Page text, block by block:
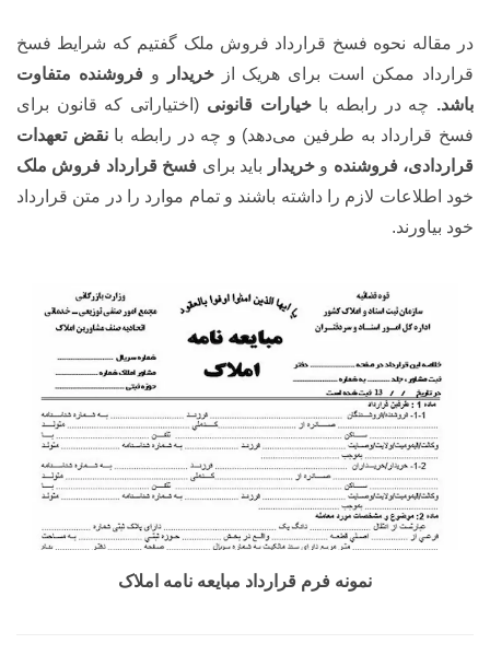
در مقاله نحوه فسخ قرارداد فروش ملک گفتیم که شرایط فسخ
قرارداد ممکن است برای هریک ازخریدار و فروشنده متفاوت
باشد. چه در رابطه باخیارات قانونی (اختیاراتی که قانون برای
فسخ قرارداد به طرفین می‌دهد) و چه در رابطه بانقض تعهدات
قراردادی، فروشنده وخریدار باید برای فسخ قرارداد فروش ملک
خود اطلاعات لازم را داشته باشند و تمام موارد را در متن قرارداد
خود بیاورند.
نمونه فرم قرارداد مبایعه نامه املاک